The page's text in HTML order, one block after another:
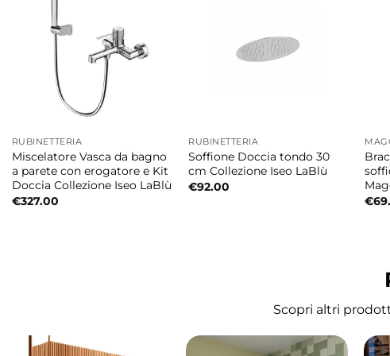
Cromo
Nichel Spazzolato
Comfort e praticità quotidiana
La leva ergonomica permette una regolazione
d’utilizzo.
Materiali resistenti e qualità LaBlù Rubinetterie
LaBlù realizza rubinetterie e accessori bagno
Il miscelatore può essere facilmente abbinato
RUBINETTERIA
Miscelatore Vasca da bagno
a parete con erogatore e Kit
Doccia Collezione Iseo LaBlù
€327.00
RUBINETTERIA
Soffione Doccia tondo 30
cm Collezione Iseo LaBlù
€92.00
€
Scopri altri